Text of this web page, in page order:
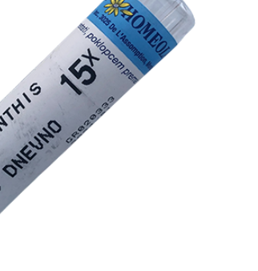
Facebook
WhatsApp